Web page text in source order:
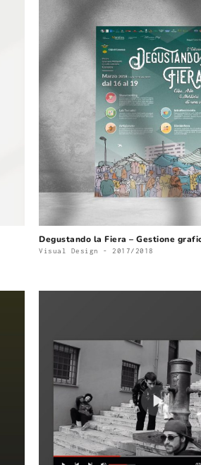
Degustando la Fiera – Gestione
Visual Design - 2017/2018